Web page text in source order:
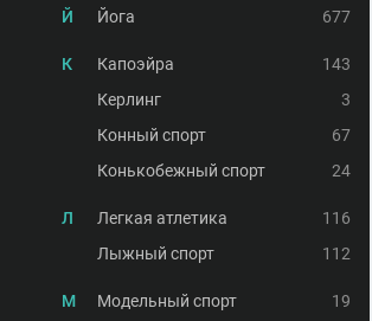
Й Йога 677
К Капоэйра
143
Керлинг
3
Конный спорт
67
Конькобежный спорт
24
Л Легкая атлетика
116
Лыжный спорт
112
М Модельный спорт 19